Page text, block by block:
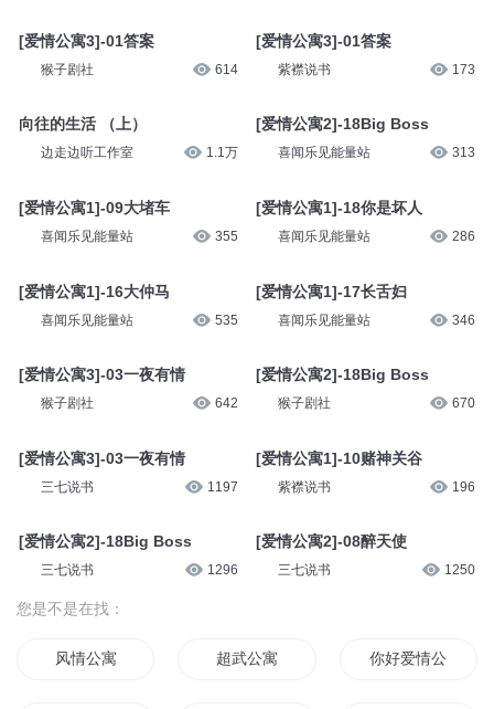
[爱情公寓3]-01答案
猴子剧社 614
向往的生活 （上）
边走边听工作室 1.1万
[爱情公寓1]-09大堵车
喜闻乐见能量站 355
[爱情公寓1]-16大仲马
喜闻乐见能量站 535
[爱情公寓3]-03一夜有情
猴子剧社 642
[爱情公寓3]-03一夜有情
三七说书 1197
[爱情公寓2]-18Big Boss
三七说书 1296
[爱情公寓3]-01答案
紫襟说书 173
[爱情公寓2]-18Big Boss
喜闻乐见能量站 313
[爱情公寓1]-18你是坏人
喜闻乐见能量站 286
[爱情公寓1]-17长舌妇
喜闻乐见能量站 346
[爱情公寓2]-18Big Boss
猴子剧社 670
[爱情公寓1]-10赌神关谷
紫襟说书 196
[爱情公寓2]-08醉天使
三七说书 1250
您是不是在找：
风情公寓 超武公寓 你好爱情公寓